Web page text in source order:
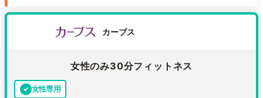
カーブス
女性のみ30分フィットネス
女性専用